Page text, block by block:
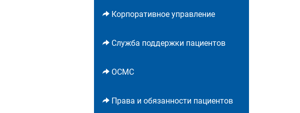
Корпоративное управление
Служба поддержки пациентов
ОСМС
Права и обязанности пациентов